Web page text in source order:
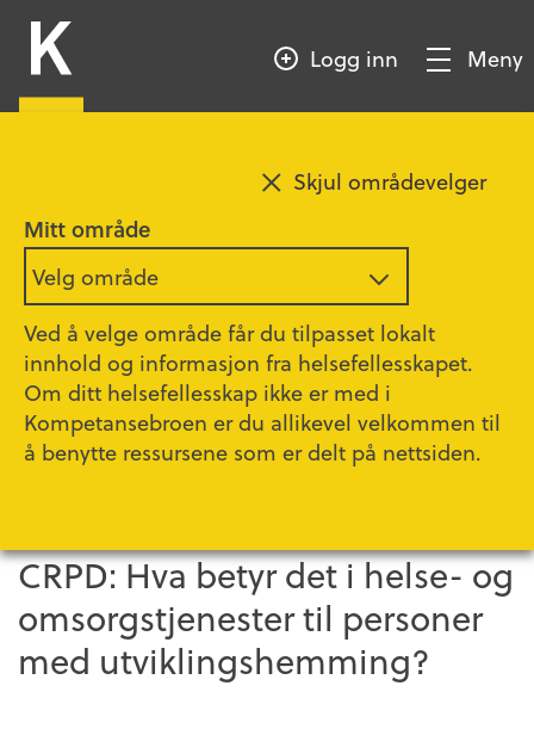
Mitt område
Velg område
Ved å velge område får du tilpasset lokalt
innhold og informasjon fra helsefellesskapet.
Om ditt helsefellesskap ikke er med i
Kompetansebroen er du allikevel velkommen til
å benytte ressursene som er delt på nettsiden.
Skjul områdevelger
HOVEDINNHOLD
KompetansebroenLogg inn
Vis/SkjulMeny
CRPD: Hva betyr det i helse- og
omsorgstjenester til personer
med utviklingshemming?